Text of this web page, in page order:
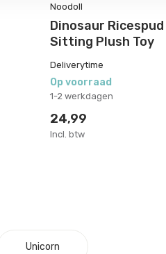
Noodoll
Dinosaur Ricespud
Sitting Plush Toy
Deliverytime
Op voorraad
1-2 werkdagen
24,99
Incl. btw
Unicorn